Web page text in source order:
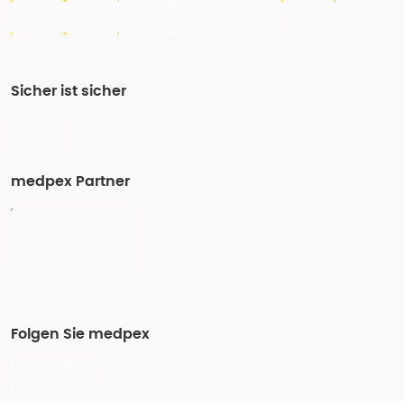
Sicher ist sicher
medpex Partner
Folgen Sie medpex